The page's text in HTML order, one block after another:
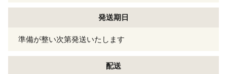
発送期日
準備が整い次第発送いたします
配送